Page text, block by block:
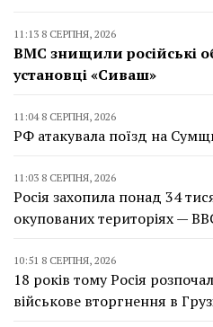
11:13 8 СЕРПНЯ, 2026
ВМС знищили російські
установці «Сиваш»
11:04 8 СЕРПНЯ, 2026
РФ атакувала поїзд на
11:03 8 СЕРПНЯ, 2026
Росія захопила понад 34
окупованих територіях —
10:51 8 СЕРПНЯ, 2026
18 років тому Росія
військове вторгнення в